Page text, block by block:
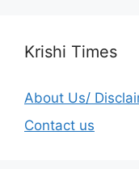
Krishi Times
About Us/
Contact us